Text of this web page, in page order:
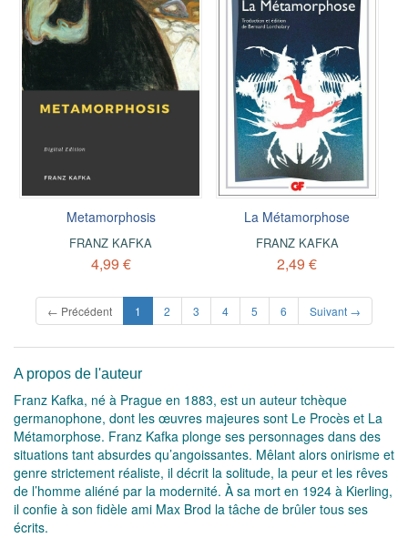
Metamorphosis
FRANZ KAFKA
4,99 €
La Métamorphose
FRANZ KAFKA
2,49 €
← Précédent 1 (current)
2 3 4 5 6 Suivant →
A propos de l'auteur
Franz Kafka, né à Prague en 1883, est un auteur tchèque
germanophone, dont les œuvres majeures sont Le Procès et La
Métamorphose. Franz Kafka plonge ses personnages dans des
situations tant absurdes qu’angoissantes. Mêlant alors onirisme et
genre strictement réaliste, il décrit la solitude, la peur et les rêves
de l’homme aliéné par la modernité. À sa mort en 1924 à Kierling,
il confie à son fidèle ami Max Brod la tâche de brûler tous ses
écrits.